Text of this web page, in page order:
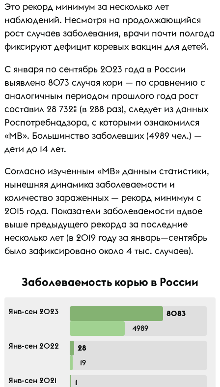
Это рекорд минимум за несколько лет
наблюдений. Несмотря на продолжающийся
рост случаев заболевания, врачи почти полгода
фиксируют дефицит коревых вакцин для детей.
С января по сентябрь 2023 года в России
выявлено 8073 случая кори — по сравнению с
аналогичным периодом прошлого года рост
составил 28 732% (в 288 раз), следует из данных
Роспотребнадзора, с которыми ознакомился
«МВ». Большинство заболевших (4989 чел.) —
дети до 14 лет.
Согласно изученным «МВ» данным статистики,
нынешняя динамика заболеваемости и
количество зараженных — рекорд минимум с
2015 года. Показатели заболеваемости вдвое
выше предыдущего рекорда за последние
несколько лет (в 2019 году за январь—сентябрь
было зафиксировано около 4 тыс. случаев).
Заболеваемость корью в России
Янв-сен 2023
8083
4989
Янв-сен 2022
28
19
Янв-сен 2021
1